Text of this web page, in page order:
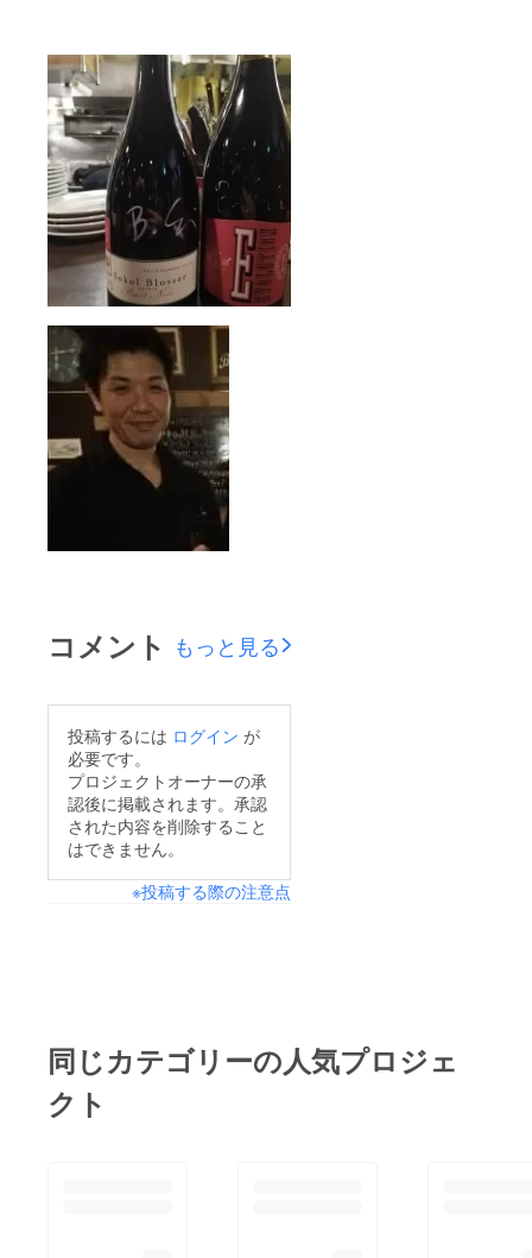
コメント もっと見る
投稿するには ログイン が
必要です。
プロジェクトオーナーの承
認後に掲載されます。承認
された内容を削除すること
はできません。
※投稿する際の注意点
同じカテゴリーの人気プロジェ
クト